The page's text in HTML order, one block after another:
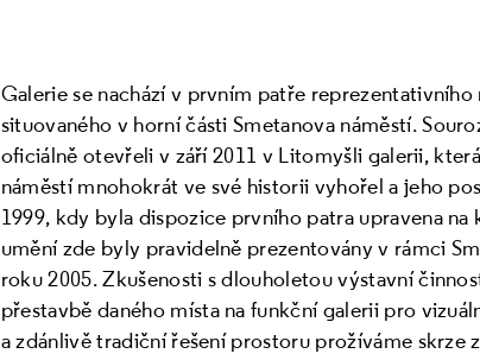
Galerie se nachází v prvním patře reprezentativního
situovaného v horní části Smetanova náměstí.
oficiálně otevřeli v září 2011 v Litomyšli galerii,
náměstí mnohokrát ve své historii vyhořel a jeho
1999, kdy byla dispozice prvního patra upravena na
umění zde byly pravidelně prezentovány v rámci
roku 2005. Zkušenosti s dlouholetou výstavní
přestavbě daného místa na funkční galerii pro
a zdánlivě tradiční řešení prostoru prožíváme skrze